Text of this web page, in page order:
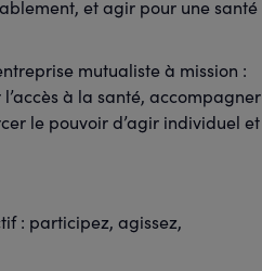
et agir pour une santé
mutualiste à mission :
à la santé, accompagner
le pouvoir d’agir individuel et
: participez, agissez,